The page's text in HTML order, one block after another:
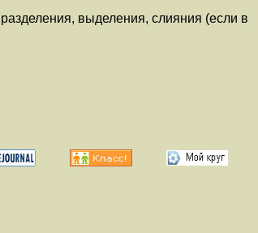
выделения, слияния (если в